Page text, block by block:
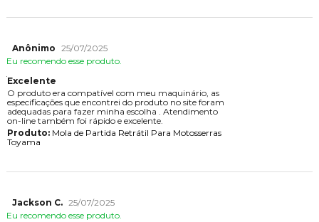
Anônimo 25/07/2025
Eu recomendo esse produto.
Excelente
O produto era compatível com meu maquinário, as
especificações que encontrei do produto no site foram
adequadas para fazer minha escolha . Atendimento
on-line também foi rápido e excelente.
Produto:Mola de Partida Retrátil Para Motosserras
Toyama
Jackson C. 25/07/2025
Eu recomendo esse produto.